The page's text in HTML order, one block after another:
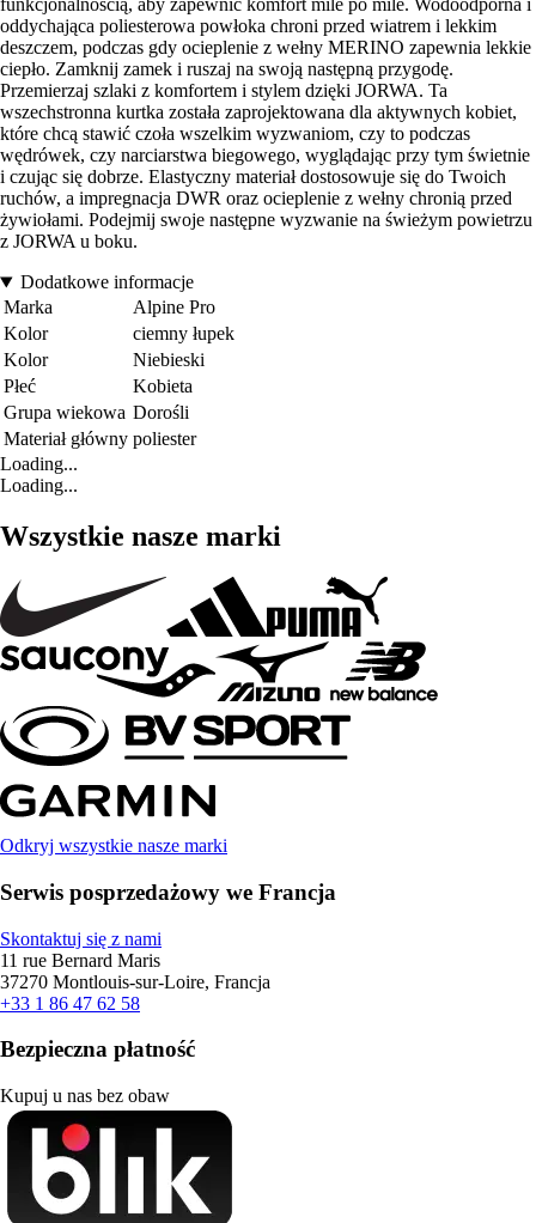
funkcjonalnością, aby zapewnić komfort mile po mile. Wodoodporna i
oddychająca poliesterowa powłoka chroni przed wiatrem i lekkim
deszczem, podczas gdy ocieplenie z wełny MERINO zapewnia lekkie
ciepło. Zamknij zamek i ruszaj na swoją następną przygodę.
Przemierzaj szlaki z komfortem i stylem dzięki JORWA. Ta
wszechstronna kurtka została zaprojektowana dla aktywnych kobiet,
które chcą stawić czoła wszelkim wyzwaniom, czy to podczas
wędrówek, czy narciarstwa biegowego, wyglądając przy tym świetnie
i czując się dobrze. Elastyczny materiał dostosowuje się do Twoich
ruchów, a impregnacja DWR oraz ocieplenie z wełny chronią przed
żywiołami. Podejmij swoje następne wyzwanie na świeżym powietrzu
z JORWA u boku.
Dodatkowe informacje
Marka
Alpine Pro
Kolor
ciemny łupek
Kolor
Niebieski
Płeć
Kobieta
Grupa wiekowa Dorośli
Materiał główny poliester
Loading...
Loading...
Wszystkie nasze marki
Odkryj wszystkie nasze marki
Serwis posprzedażowy we Francja
Skontaktuj się z nami
11 rue Bernard Maris
37270 Montlouis-sur-Loire, Francja
+33 1 86 47 62 58
Bezpieczna płatność
Kupuj u nas bez obaw